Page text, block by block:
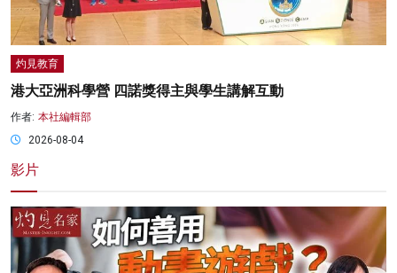
灼見教育
港大亞洲科學營 四諾獎得主與學生講解互動
作者: 本社編輯部
2026-08-04
影片